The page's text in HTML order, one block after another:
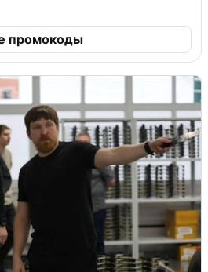
промокоды